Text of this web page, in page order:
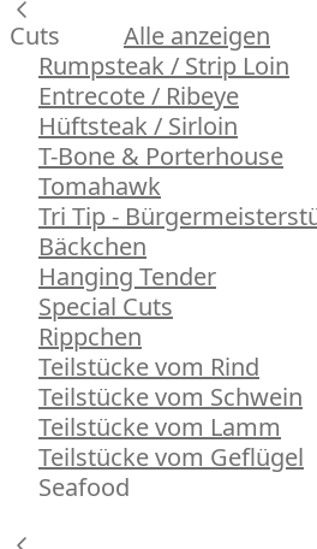
Cuts Alle anzeigen
Rumpsteak / Strip Loin
Entrecote / Ribeye
Hüftsteak / Sirloin
T-Bone & Porterhouse
Tomahawk
Tri Tip -
Bäckchen
Hanging Tender
Special Cuts
Rippchen
Teilstücke vom Rind
Teilstücke vom Schwein
Teilstücke vom Lamm
Teilstücke vom Geflügel
Seafood